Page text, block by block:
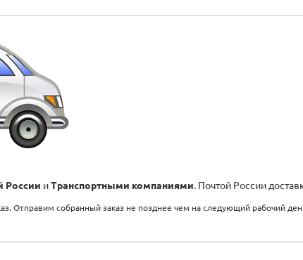
России иТранспортными компаниями. Почтой России
Отправим собранный заказ не позднее чем на следующий рабочий